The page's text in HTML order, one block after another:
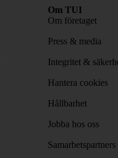
Om TUI
Om företaget
Press & media
Integritet &
Hantera cookies
Hållbarhet
Jobba hos oss
Samarbetspartners